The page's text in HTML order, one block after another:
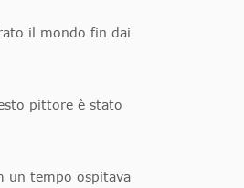
il mondo fin dai
pittore è stato
un tempo ospitava